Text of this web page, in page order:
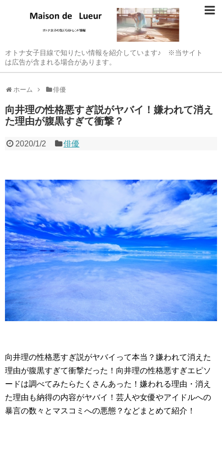
オトナ女子目線で知りたい情報を紹介しています♪ ※当サイト
は広告が含まれる場合があります。
ホーム 俳優
向井理の性格悪すぎ説がヤバイ！嫌われて消え
た理由が腹黒すぎて衝撃？
2020/1/2 俳優
向井理の性格悪すぎ説がヤバイって本当？嫌われて消えた
理由が腹黒すぎて衝撃だった！向井理の性格悪すぎエピソ
ードは調べてみたらたくさんあった！嫌われる理由・消え
た理由も納得の内容がヤバイ！芸人や女優やアイドルへの
暴言の数々とマスコミへの悪態？などまとめて紹介！